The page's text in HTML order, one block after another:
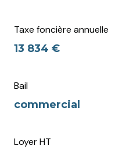
Taxe foncière annuelle
13 834 €
Bail
commercial
Loyer HT